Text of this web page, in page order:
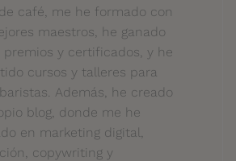
café, me he formado con
maestros, he ganado
premios y certificados, y he
cursos y talleres para
Además, he creado
blog, donde me he
en marketing digital,
copywriting y